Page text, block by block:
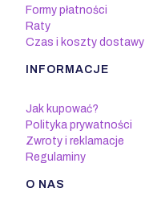
Formy płatności
Raty
Czas i koszty dostawy
INFORMACJE
Jak kupować?
Polityka prywatności
Zwroty i reklamacje
Regulaminy
O NAS